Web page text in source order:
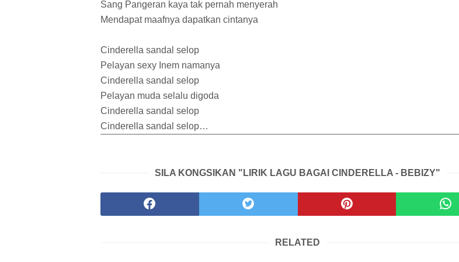
Sang Pangeran kaya tak pernah menyerah
Mendapat maafnya dapatkan cintanya
Cinderella sandal selop
Pelayan sexy Inem namanya
Cinderella sandal selop
Pelayan muda selalu digoda
Cinderella sandal selop
Cinderella sandal selop…
SILA KONGSIKAN "LIRIK LAGU BAGAI CINDERELLA - BEBIZY"
RELATED